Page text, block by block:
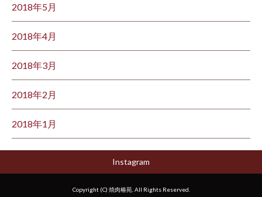
2018年5月
2018年4月
2018年3月
2018年2月
2018年1月
Instagram
Copyright (C) 焼肉椿苑. All Rights Reserved.